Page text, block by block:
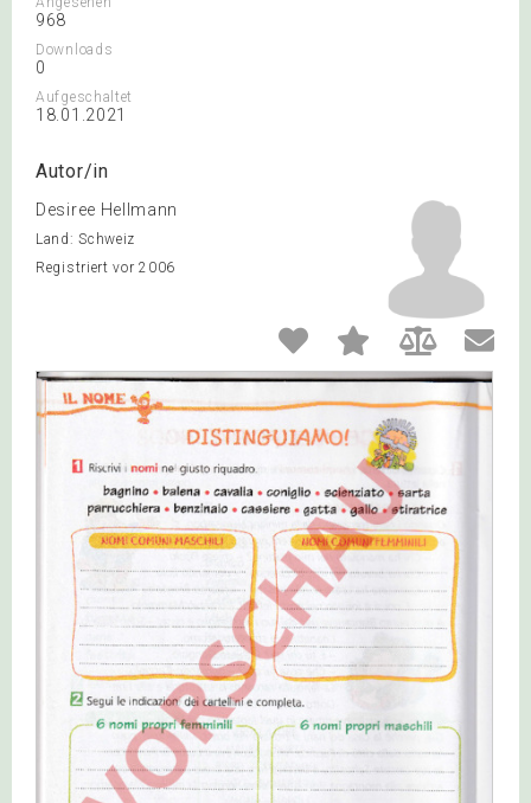
968
Downloads
0
Aufgeschaltet
18.01.2021
Autor/in
Desiree Hellmann
Land: Schweiz
Registriert vor 2006